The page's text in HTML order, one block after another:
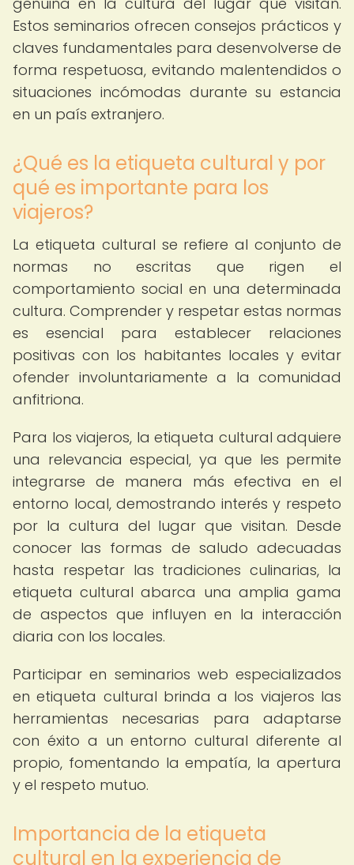
Estos seminarios ofrecen consejos prácticos y
claves fundamentales para desenvolverse de
forma respetuosa, evitando malentendidos o
situaciones incómodas durante su estancia
en un país extranjero.
¿Qué es la etiqueta cultural y por
qué es importante para los
viajeros?
La etiqueta cultural se refiere al conjunto de
normas no escritas que rigen el
comportamiento social en una determinada
cultura. Comprender y respetar estas normas
es esencial para establecer relaciones
positivas con los habitantes locales y evitar
ofender involuntariamente a la comunidad
anfitriona.
Para los viajeros, la etiqueta cultural adquiere
una relevancia especial, ya que les permite
integrarse de manera más efectiva en el
entorno local, demostrando interés y respeto
por la cultura del lugar que visitan. Desde
conocer las formas de saludo adecuadas
hasta respetar las tradiciones culinarias, la
etiqueta cultural abarca una amplia gama
de aspectos que influyen en la interacción
diaria con los locales.
Participar en seminarios web especializados
en etiqueta cultural brinda a los viajeros las
herramientas necesarias para adaptarse
con éxito a un entorno cultural diferente al
propio, fomentando la empatía, la apertura
y el respeto mutuo.
Importancia de la etiqueta
cultural en la experiencia de